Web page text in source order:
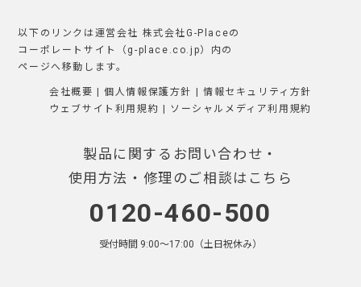
以下のリンクは運営会社 株式会社G-Placeの
コーポレートサイト（g-place.co.jp）内の
ページへ移動します。
会社概要 |個人情報保護方針 | 情報セキュリティ方針
ウェブサイト利用規約 | ソーシャルメディア利用規約
製品に関するお問い合わせ・
使用方法・修理のご相談はこちら
0120-460-500
受付時間 9:00〜17:00（土日祝休み）